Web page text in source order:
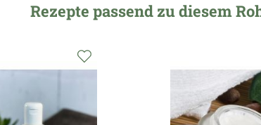
Rezepte passend zu diesem